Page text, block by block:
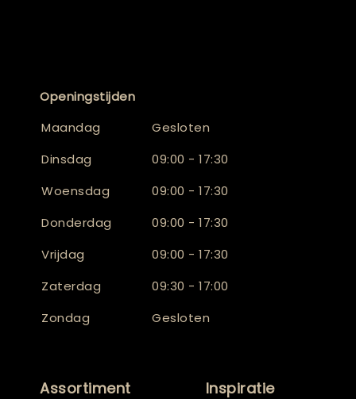
Openingstijden
Maandag
Gesloten
Dinsdag
09:00 - 17:30
Woensdag
09:00 - 17:30
Donderdag
09:00 - 17:30
Vrijdag
09:00 - 17:30
Zaterdag
09:30 - 17:00
Zondag
Gesloten
Assortiment Inspiratie